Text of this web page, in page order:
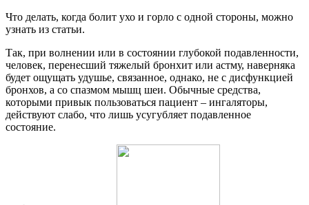
Что делать, когда болит ухо и горло с одной стороны, можно
узнать из статьи.
Так, при волнении или в состоянии глубокой подавленности,
человек, перенесший тяжелый бронхит или астму, наверняка
будет ощущать удушье, связанное, однако, не с дисфункцией
бронхов, а со спазмом мышц шеи. Обычные средства,
которыми привык пользоваться пациент – ингаляторы,
действуют слабо, что лишь усугубляет подавленное
состояние.